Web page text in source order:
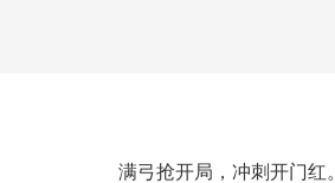
满弓抢开局，冲刺开门红